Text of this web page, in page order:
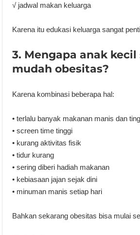
√ jadwal makan keluarga
Karena itu edukasi keluarga sangat
3. Mengapa anak kecil
mudah obesitas?
Karena kombinasi beberapa hal:
• terlalu banyak makanan manis dan
• screen time tinggi
• kurang aktivitas fisik
• tidur kurang
• sering diberi hadiah makanan
• kebiasaan jajan sejak dini
• minuman manis setiap hari
Bahkan sekarang obesitas bisa mulai